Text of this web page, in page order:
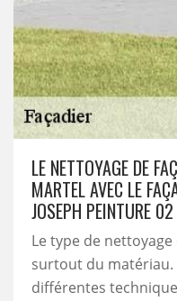
LE NETTOYAGE DE
MARTEL AVEC LE
JOSEPH PEINTURE 02
Le type de nettoyage
surtout du matériau.
différentes